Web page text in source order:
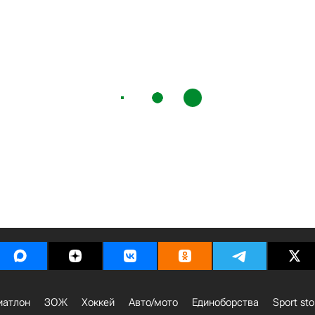
ЗОЖ Хоккей Авто/мото Единоборства Sport